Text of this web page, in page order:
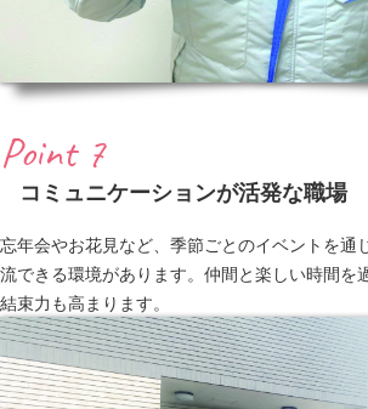
Point 7
コミュニケーションが活発な職場
忘年会やお花見など、季節ごとのイベントを通
流できる環境があります。仲間と楽しい時間を
結束力も高まります。